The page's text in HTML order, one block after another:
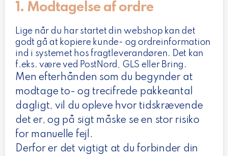
1. Modtagelse af ordre
Lige når du har startet din webshop kan det
godt gå at kopiere kunde- og ordreinformation
ind i systemet hos fragtleverandøren. Det kan
f.eks. være ved PostNord, GLS eller Bring.
Men efterhånden som du begynder at
modtage to- og trecifrede pakkeantal
dagligt, vil du opleve hvor tidskrævende
det er, og på sigt måske se en stor risiko
for manuelle fejl.
Derfor er det vigtigt at du forbinder din